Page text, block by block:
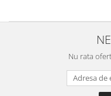
Nu rata